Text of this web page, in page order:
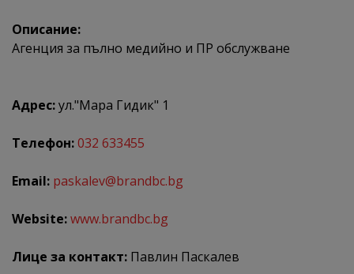
Описание:
Агенция за пълно медийно и ПР обслужване
Адрес:ул."Мара Гидик" 1
Телефон:032 633455
Email: paskalev@brandbc.bg
Website:www.brandbc.bg
Лице за контакт: Павлин Паскалев